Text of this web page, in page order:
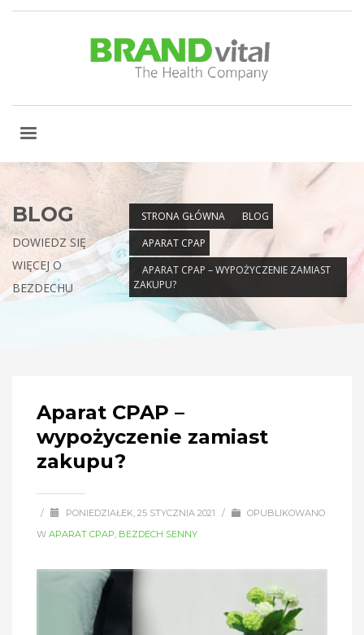
STRONA GŁÓWNA
BLOG
APARAT CPAP
APARAT CPAP – WYPOŻYCZENIE ZAMIAST
ZAKUPU?
BLOG
DOWIEDZ SIĘ
WIĘCEJ O
BEZDECHU
Aparat CPAP –
wypożyczenie zamiast
zakupu?
/ PONIEDZIAŁEK, 25 STYCZNIA 2021 /
OPUBLIKOWANO
W APARAT CPAP, BEZDECH SENNY